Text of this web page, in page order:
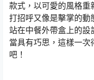
款式，以可愛的風格重
打招呼又像是擊掌的動
站在中餐外帶盒上的設
當具有巧思，這樣一次
吧！